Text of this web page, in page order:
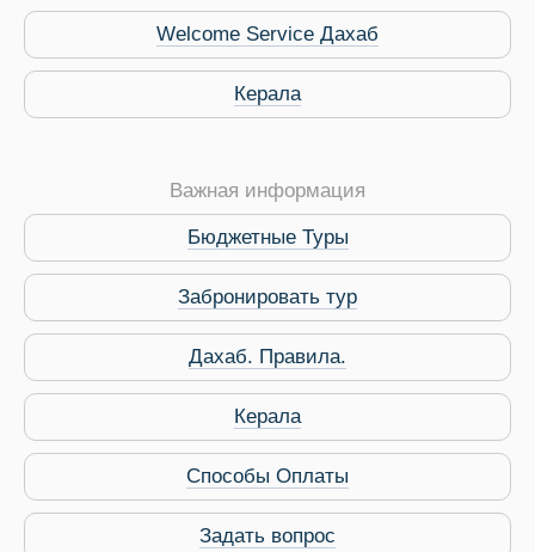
Дахаб
Welcome Service Дахаб
Керала
Важная информация
Бюджетные Туры
Забронировать тур
Дахаб. Правила.
Керала
Способы Оплаты
Задать вопрос